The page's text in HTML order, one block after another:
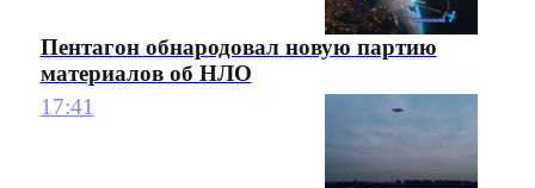
Пентагон обнародовал новую партию
материалов об НЛО
17:41